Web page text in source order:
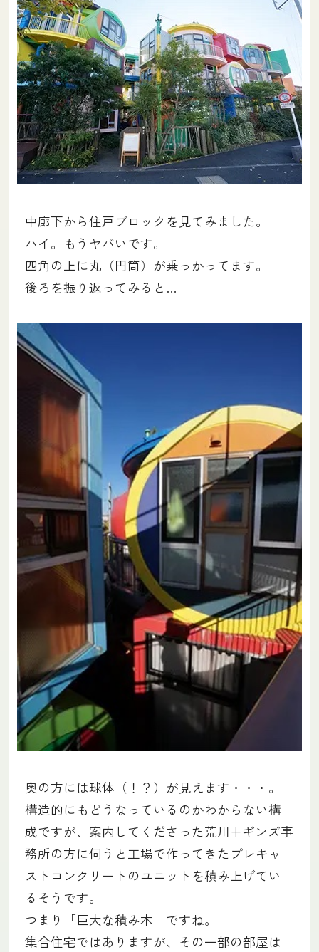
中廊下から住戸ブロックを見てみました。
ハイ。もうヤバいです。
四角の上に丸（円筒）が乗っかってます。
後ろを振り返ってみると…
奥の方には球体（！？）が見えます・・・。
構造的にもどうなっているのかわからない構
成ですが、案内してくださった荒川+ギンズ事
務所の方に伺うと工場で作ってきたプレキャ
ストコンクリートのユニットを積み上げてい
るそうです。
つまり「巨大な積み木」ですね。
集合住宅ではありますが、その一部の部屋は